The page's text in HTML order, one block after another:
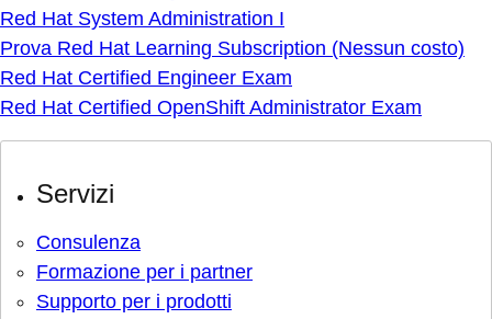
Red Hat System Administration I
Prova Red Hat Learning Subscription (Nessun costo)
Red Hat Certified Engineer Exam
Red Hat Certified OpenShift Administrator Exam
Servizi
Consulenza
Formazione per i partner
Supporto per i prodotti